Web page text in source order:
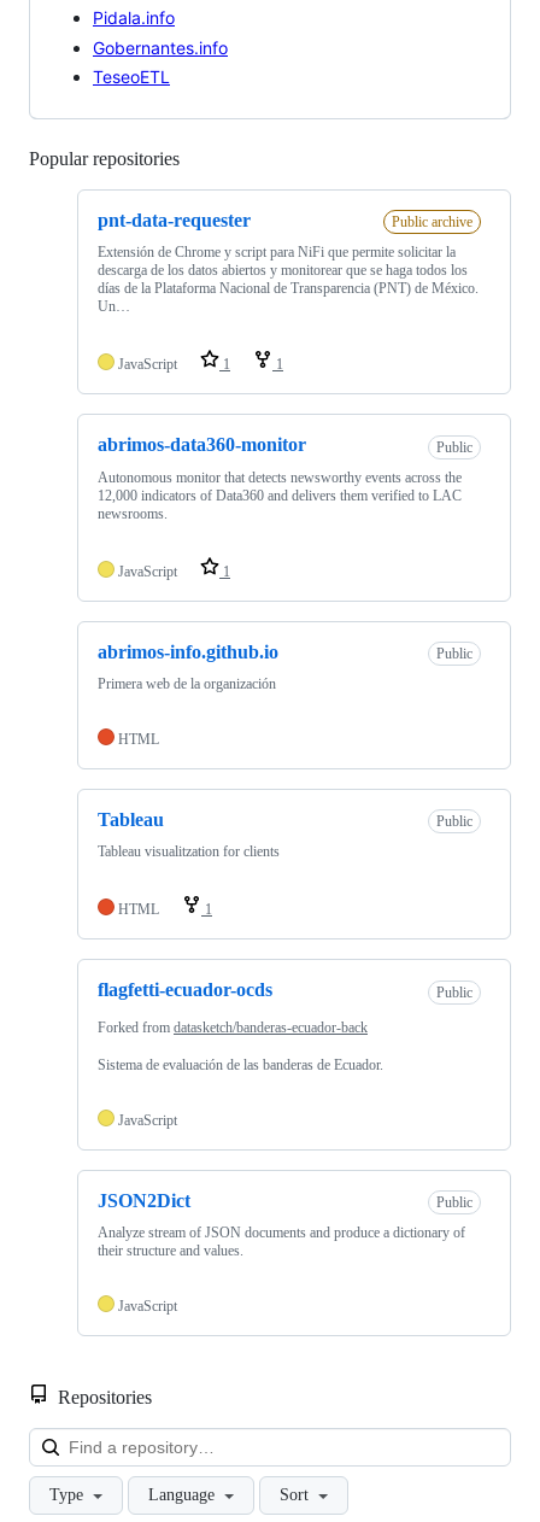
Pidala.info
Gobernantes.info
TeseoETL
Popular repositories
pnt-data-requester
Public archive
Extensión de Chrome y script para NiFi que permite solicitar la
descarga de los datos abiertos y monitorear que se haga todos los
días de la Plataforma Nacional de Transparencia (PNT) de México.
Un…
JavaScript 1 1
abrimos-data360-monitor
Public
Autonomous monitor that detects newsworthy events across the
12,000 indicators of Data360 and delivers them verified to LAC
newsrooms.
JavaScript 1
abrimos-info.github.io
Public
Primera web de la organización
HTML
Tableau
Public
Tableau visualitzation for clients
HTML 1
flagfetti-ecuador-ocds Public
Forked from datasketch/banderas-ecuador-back
Sistema de evaluación de las banderas de Ecuador.
JavaScript
JSON2Dict
Public
Analyze stream of JSON documents and produce a dictionary of
their structure and values.
JavaScript
Repositories
Type Language Sort